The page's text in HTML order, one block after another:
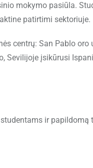
mokymo pasiūla.
patirtimi sektoriuje.
centrų: San Pablo oro
Sevilijoje įsikūrusi
ir